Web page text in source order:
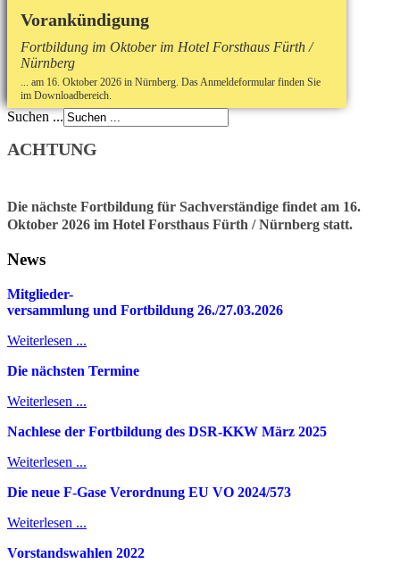
Vorankündigung
Fortbildung im Oktober im Hotel Forsthaus Fürth /
Nürnberg
... am 16. Oktober 2026 in Nürnberg. Das Anmeldeformular finden Sie
im Downloadbereich.
Suchen ...
ACHTUNG
Die nächste Fortbildung für Sachverständige findet am 16.
Oktober 2026 im Hotel Forsthaus Fürth / Nürnberg statt.
News
Mitglieder-
versammlung und Fortbildung 26./27.03.2026
Weiterlesen ...
Die nächsten Termine
Weiterlesen ...
Nachlese der Fortbildung des DSR-KKW März 2025
Weiterlesen ...
Die neue F-Gase Verordnung EU VO 2024/573
Weiterlesen ...
Vorstandswahlen 2022